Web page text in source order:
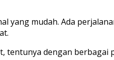
yang mudah. Ada
tentunya dengan